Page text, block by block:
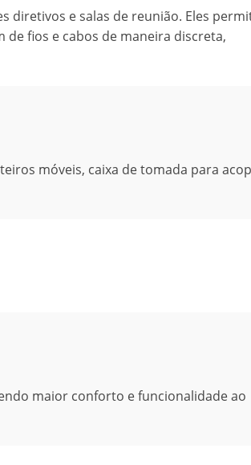
diretivos e salas de reunião. Eles
fios e cabos de maneira discreta,
móveis, caixa de tomada para
maior conforto e funcionalidade ao